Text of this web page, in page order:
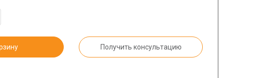
Получить консультацию